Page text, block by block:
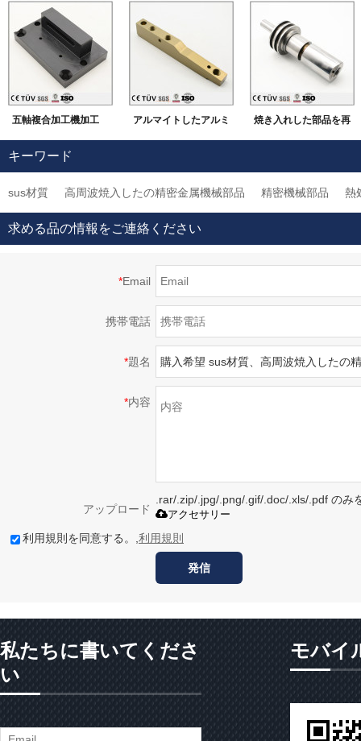
五軸複合加工機加工 アルマイトしたアルミ 焼き入れした部品を再
キーワード
sus材質 高周波焼入したの精密金属機械部品 精密機械部品 熱
求める品の情報をご連絡ください
*Email
携帯電話
*題名
*内容
アップロード
.rar/.zip/.jpg/.png/.gif/.doc/.xls/.pdf のみ
アクセサリー
利用規則を同意する。, 利用規則
発信
私たちに書いてくださ
い
モバイ